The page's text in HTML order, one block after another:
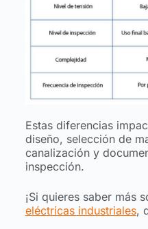
Estas diferencias
diseño, selección de
canalización y
inspección.
¡Si quieres saber más
eléctricas industriales,